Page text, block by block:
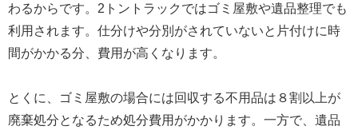
わるからです。2トントラックではゴミ屋敷や遺品整理でも
利用されます。仕分けや分別がされていないと片付けに時
間がかかる分、費用が高くなります。
とくに、ゴミ屋敷の場合には回収する不用品は８割以上が
廃棄処分となるため処分費用がかかります。一方で、遺品